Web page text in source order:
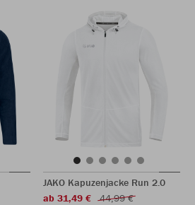
JAKO Kapuzenjacke Run 2.0
ab 31,49 €
44,99 €